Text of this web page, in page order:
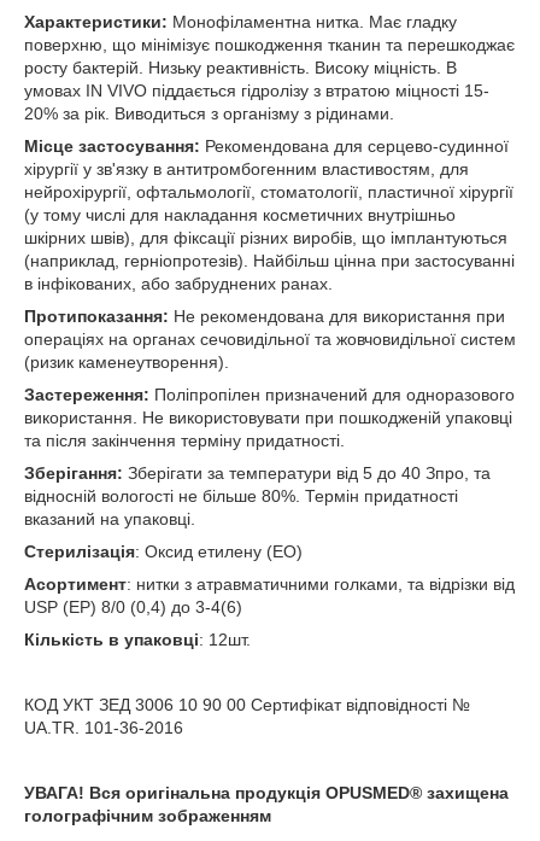
Характеристики: Монофіламентна нитка. Має гладку
поверхню, що мінімізує пошкодження тканин та перешкоджає
росту бактерій. Низьку реактивність. Високу міцність. В
умовах IN VIVO піддається гідролізу з втратою міцності 15-
20% за рік. Виводиться з організму з рідинами.
Місце застосування: Рекомендована для серцево-судинної
хірургії у зв'язку в антитромбогенним властивостям, для
нейрохірургії, офтальмології, стоматології, пластичної хірургії
(у тому числі для накладання косметичних внутрішньо
шкірних швів), для фіксації різних виробів, що імплантуються
(наприклад, герніопротезів). Найбільш цінна при застосуванні
в інфікованих, або забруднених ранах.
Протипоказання: Не рекомендована для використання при
операціях на органах сечовидільної та жовчовидільної систем
(ризик каменеутворення).
Застереження: Поліпропілен призначений для одноразового
використання. Не використовувати при пошкодженій упаковці
та після закінчення терміну придатності.
Зберігання: Зберігати за температури від 5 до 40 Зпро , та
відносній вологості не більше 80%. Термін придатності
вказаний на упаковці.
Стерилізація: Оксид етилену (ЕО)
Асортимент: нитки з атравматичними голками, та відрізки від
USP (EP) 8/0 (0,4) до 3-4(6)
Кількість в упаковці: 12шт.
КОД УКТ ЗЕД 3006 10 90 00 Сертифікат відповідності №
UA.TR. 101-36-2016
УВАГА! Вся оригінальна продукція OPUSMED® захищена
голографічним зображенням